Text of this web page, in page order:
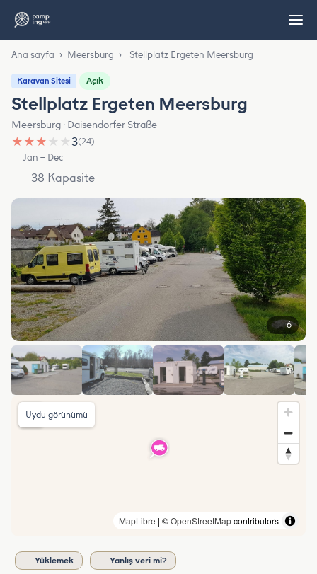
Ana sayfa › Meersburg › Stellplatz Ergeten Meersburg
Karavan Sitesi Açık
Stellplatz Ergeten Meersburg
Meersburg · Daisendorfer Straße
★ ★ ★ ★ ★3(24)
Jan – Dec
38 Kapasite
6
MapLibre | ©OpenStreetMapcontributors
Uydu görünümü
Yüklemek Yanlış veri mi?